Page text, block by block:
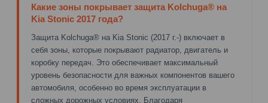
Какие зоны покрывает защита Kolchuga® на
Kia Stonic 2017 года?
Защита Kolchuga® на Kia Stonic (2017 г.-) включает в
себя зоны, которые покрывают радиатор, двигатель и
коробку передач. Это обеспечивает максимальный
уровень безопасности для важных компонентов вашего
автомобиля, особенно во время эксплуатации в
сложных дорожных условиях. Благодаря